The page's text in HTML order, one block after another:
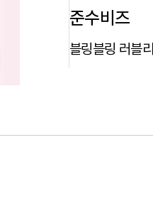
준수비즈
블링블링 러블